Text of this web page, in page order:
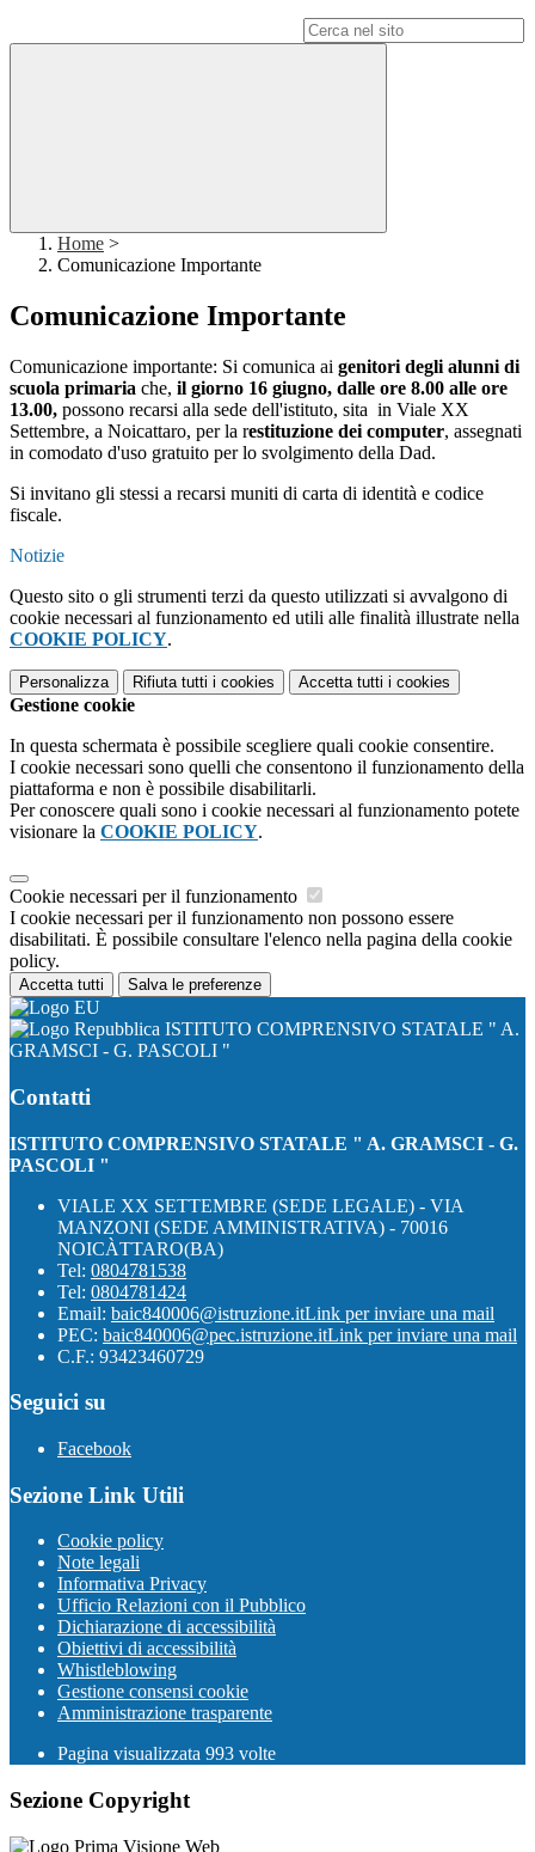
Home >
Comunicazione Importante
Comunicazione Importante
Comunicazione importante: Si comunica ai genitori degli alunni di
scuola primaria che, il giorno 16 giugno, dalle ore 8.00 alle ore
13.00, possono recarsi alla sede dell'istituto, sita in Viale XX
Settembre, a Noicattaro, per la restituzione dei computer, assegnati
in comodato d'uso gratuito per lo svolgimento della Dad.
Si invitano gli stessi a recarsi muniti di carta di identità e codice
fiscale.
Notizie
Questo sito o gli strumenti terzi da questo utilizzati si avvalgono di
cookie necessari al funzionamento ed utili alle finalità illustrate nella
COOKIE POLICY.
Personalizza Rifiuta tutti i cookies Accetta tutti i cookies
Gestione cookie
In questa schermata è possibile scegliere quali cookie consentire.
I cookie necessari sono quelli che consentono il funzionamento della
piattaforma e non è possibile disabilitarli.
Per conoscere quali sono i cookie necessari al funzionamento potete
visionare la COOKIE POLICY.
Cookie necessari per il funzionamento
I cookie necessari per il funzionamento non possono essere
disabilitati. È possibile consultare l'elenco nella pagina della cookie
policy.
Accetta tutti Salva le preferenze
ISTITUTO COMPRENSIVO STATALE " A.
GRAMSCI - G. PASCOLI "
Contatti
ISTITUTO COMPRENSIVO STATALE " A. GRAMSCI - G.
PASCOLI "
VIALE XX SETTEMBRE (SEDE LEGALE) - VIA
MANZONI (SEDE AMMINISTRATIVA) - 70016
NOICÀTTARO(BA)
Tel: 0804781538
Tel: 0804781424
Email: baic840006@istruzione.itLink per inviare una mail
PEC: baic840006@pec.istruzione.itLink per inviare una mail
C.F.: 93423460729
Seguici su
Facebook
Sezione Link Utili
Cookie policy
Note legali
Informativa Privacy
Ufficio Relazioni con il Pubblico
Dichiarazione di accessibilità
Obiettivi di accessibilità
Whistleblowing
Gestione consensi cookie
Amministrazione trasparente
Pagina visualizzata 993 volte
Sezione Copyright